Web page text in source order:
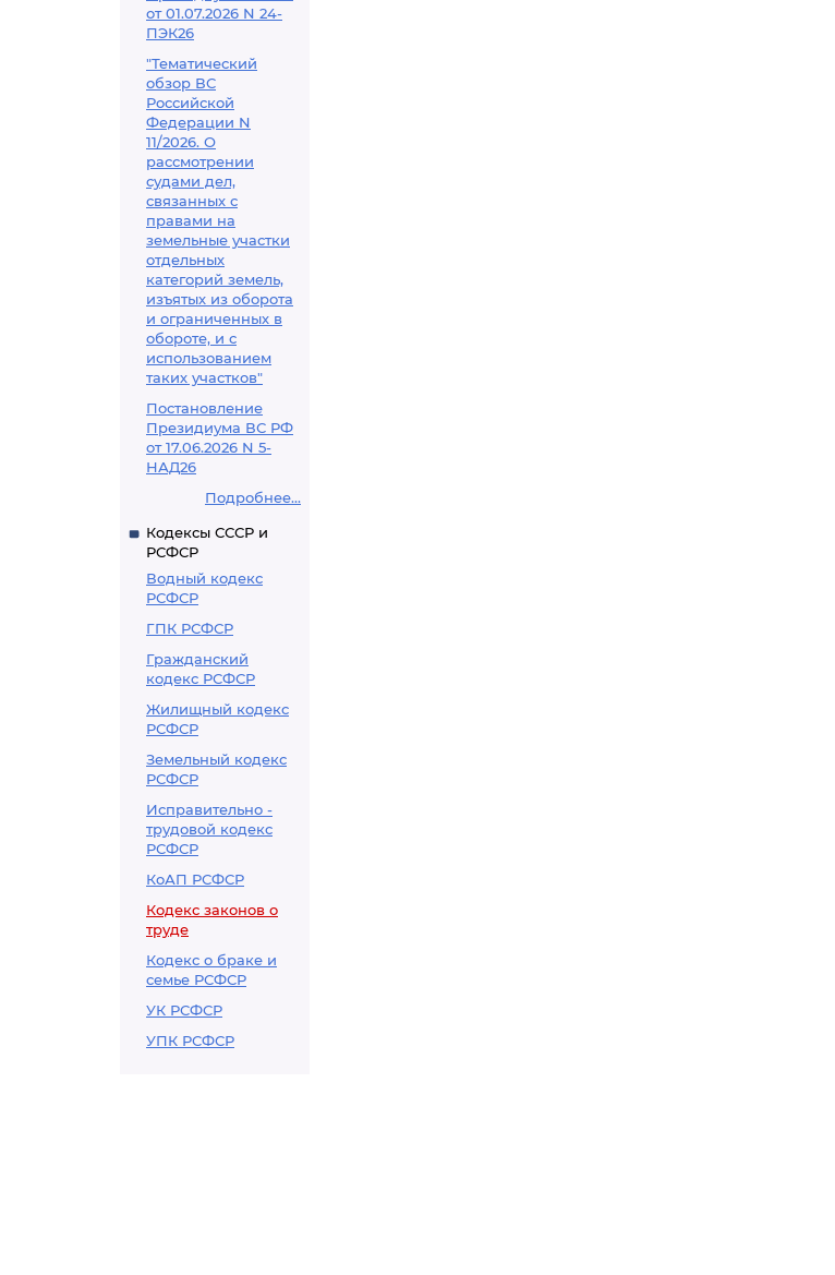
от 01.07.2026 N 24-
ПЭК26
"Тематический
обзор ВС
Российской
Федерации N
11/2026. О
рассмотрении
судами дел,
связанных с
правами на
земельные участки
отдельных
категорий земель,
изъятых из оборота
и ограниченных в
обороте, и с
использованием
таких участков"
Постановление
Президиума ВС РФ
от 17.06.2026 N 5-
НАД26
Подробнее...
Кодексы СССР и
РСФСР
Водный кодекс
РСФСР
ГПК РСФСР
Гражданский
кодекс РСФСР
Жилищный кодекс
РСФСР
Земельный кодекс
РСФСР
Исправительно -
трудовой кодекс
РСФСР
КоАП РСФСР
Кодекс законов о
труде
Кодекс о браке и
семье РСФСР
УК РСФСР
УПК РСФСР